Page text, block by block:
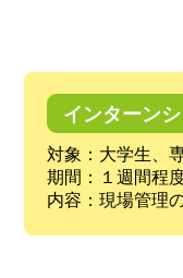
インターン
対象：大学生、
期間：１週間程
内容：現場管理